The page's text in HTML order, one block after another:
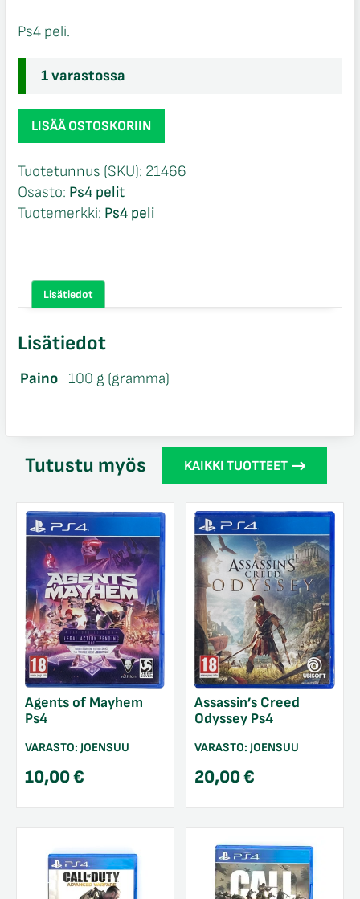
Ps4 peli.
1 varastossa
Battlefield
4
määrä
LISÄÄ OSTOSKORIIN
Tuotetunnus (SKU): 21466
Osasto: Ps4 pelit
Tuotemerkki: Ps4 peli
Lisätiedot
Lisätiedot
Paino 100 g (gramma)
Tutustu myös KAIKKI TUOTTEET
Agents of Mayhem
Ps4
VARASTO: JOENSUU
10,00€
Assassin’s Creed
Odyssey Ps4
VARASTO: JOENSUU
20,00€